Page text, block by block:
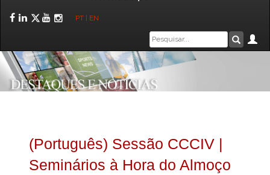
Facebook
LinkedIn
Twitter
YouTube
Instagram
PT EN
Caixa
de
pesquisa
(Português) Sessão CCCIV |
Seminários à Hora do Almoço